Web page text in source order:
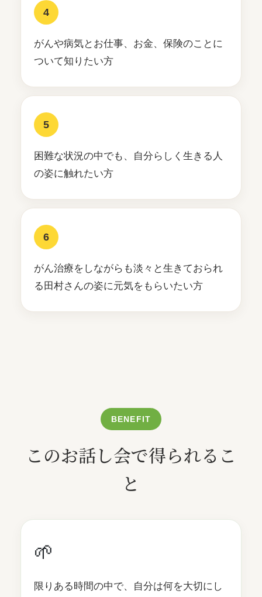
4
がんや病気とお仕事、お金、保険のことに
ついて知りたい方
5
困難な状況の中でも、自分らしく生きる人
の姿に触れたい方
6
がん治療をしながらも淡々と生きておられ
る田村さんの姿に元気をもらいたい方
BENEFIT
このお話し会で得られるこ
と
🌱
限りある時間の中で、自分は何を大切にし